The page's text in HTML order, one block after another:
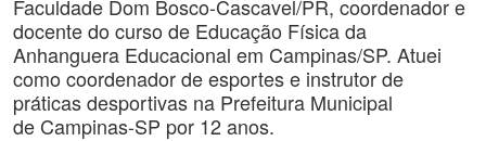
Faculdade Dom Bosco-Cascavel/PR, coordenador e
docente do curso de Educação Física da
Anhanguera Educacional em Campinas/SP. Atuei
como coordenador de esportes e instrutor de
práticas desportivas na Prefeitura Municipal
de Campinas-SP por 12 anos.